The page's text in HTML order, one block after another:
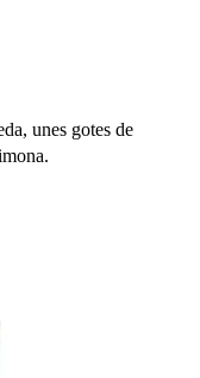
unes gotes de